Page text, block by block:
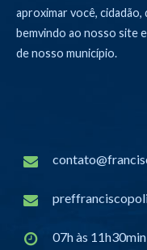
aproximar você, cidadão,
bemvindo ao nosso site
de nosso município.
07h às